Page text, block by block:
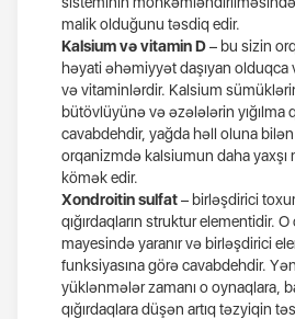
malik olduğunu təsdiq edir.
Kalsium və vitamin D– bu sizin
həyati əhəmiyyət daşıyan olduqca
və vitaminlərdir. Kalsium
bütövlüyünə və əzələlərin yığılma
cavabdehdir, yağda həll oluna
orqanizmdə kalsiumun daha
kömək edir.
Xondroitin sulfat– birləşdirici
qığırdaqların struktur elementidir.
mayesində yaranır və birləşdirici
funksiyasına görə cavabdehdir.
yüklənmələr zamanı o oynaqlara,
qığırdaqlara düşən artıq təzyiqin